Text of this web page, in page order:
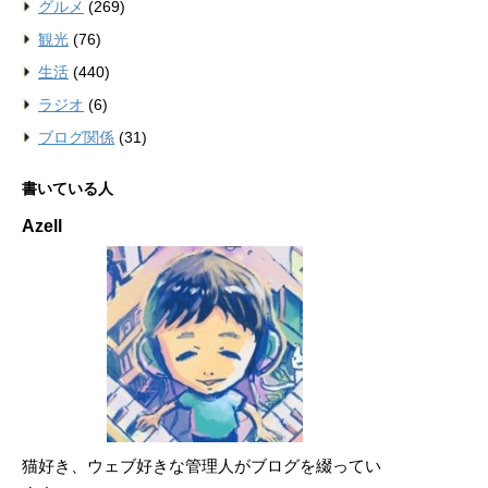
グルメ (269)
観光 (76)
生活 (440)
ラジオ (6)
ブログ関係 (31)
書いている人
Azell
猫好き、ウェブ好きな管理人がブログを綴ってい